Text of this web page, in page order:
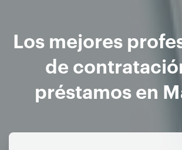
Los mejores
de
préstamos en